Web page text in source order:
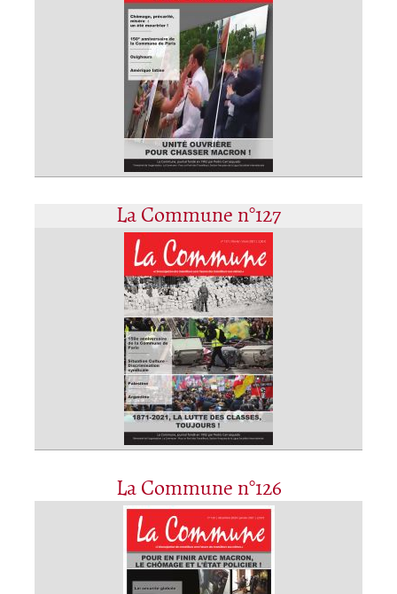
La Commune n°127
La Commune n°126